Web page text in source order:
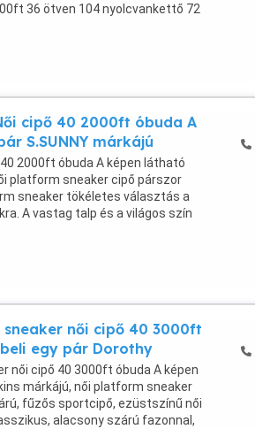
36 ötven 104 nyolcvankettő 72
cipő 40 2000ft óbuda A
S.SUNNY márkájú
2000ft óbuda A képen látható
platform sneaker cipő párszor
sneaker tökéletes választás a
A vastag talp és a világos szín
sneaker női cipő 40 3000ft
egy pár Dorothy
női cipő 40 3000ft óbuda A képen
márkájú, női platform sneaker
fűzős sportcipő, ezüstszínű női
alacsony szárú fazonnal,